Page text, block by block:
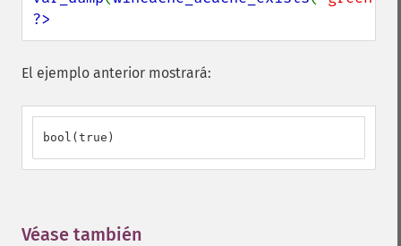
?>
El ejemplo anterior mostrará:
bool(true)
Véase también